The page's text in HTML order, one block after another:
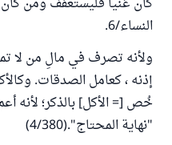
النساء/6.
ولأنه تصرف في مالِ من لا
إذنه ، كعامل الصدقات.
خُص [= الأكل] بالذكر؛ لأنه
"نهاية المحتاج".(4/380)